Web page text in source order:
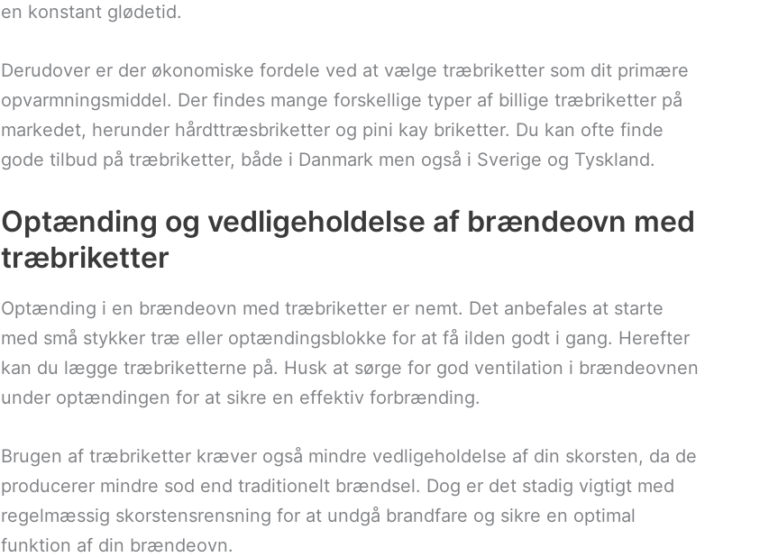
en konstant glødetid.
Derudover er der økonomiske fordele ved at vælge træbriketter som dit primære
opvarmningsmiddel. Der findes mange forskellige typer af billige træbriketter på
markedet, herunder hårdttræsbriketter og pini kay briketter. Du kan ofte finde
gode tilbud på træbriketter, både i Danmark men også i Sverige og Tyskland.
Optænding og vedligeholdelse af brændeovn med
træbriketter
Optænding i en brændeovn med træbriketter er nemt. Det anbefales at starte
med små stykker træ eller optændingsblokke for at få ilden godt i gang. Herefter
kan du lægge træbriketterne på. Husk at sørge for god ventilation i brændeovnen
under optændingen for at sikre en effektiv forbrænding.
Brugen af træbriketter kræver også mindre vedligeholdelse af din skorsten, da de
producerer mindre sod end traditionelt brændsel. Dog er det stadig vigtigt med
regelmæssig skorstensrensning for at undgå brandfare og sikre en optimal
funktion af din brændeovn.